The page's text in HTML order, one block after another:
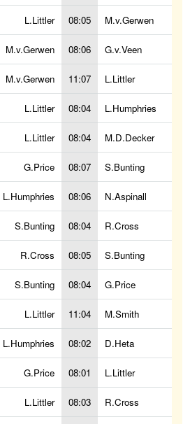
L.Littler 08:05 M.v.Gerwen
M.v.Gerwen 08:06 G.v.Veen
M.v.Gerwen 11:07 L.Littler
L.Littler 08:04 L.Humphries
L.Littler 08:04 M.D.Decker
G.Price 08:07 S.Bunting
L.Humphries 08:06 N.Aspinall
S.Bunting 08:04 R.Cross
R.Cross 08:05 S.Bunting
S.Bunting 08:04 G.Price
L.Littler 11:04 M.Smith
L.Humphries 08:02 D.Heta
G.Price 08:01 L.Littler
L.Littler 08:03 R.Cross